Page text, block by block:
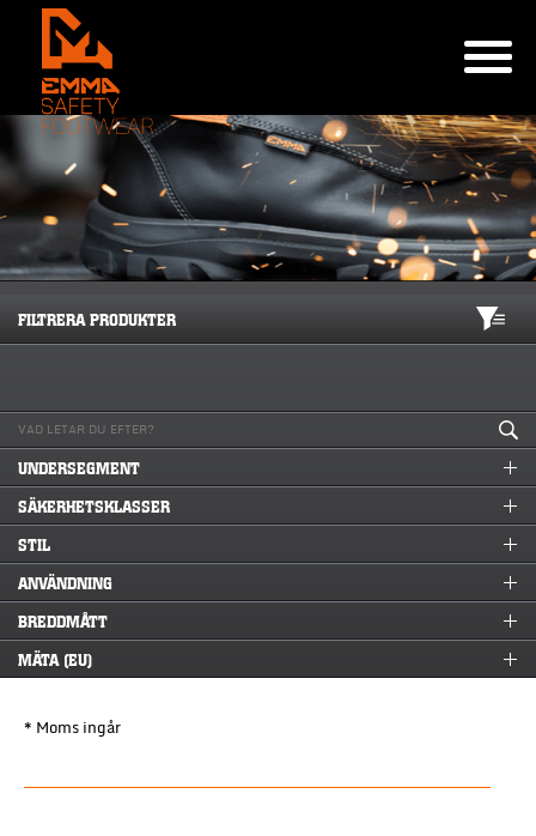
FILTRERA PRODUKTER
UNDERSEGMENT
SÄKERHETSKLASSER
STIL
ANVÄNDNING
BREDDMÅTT
MÄTA (EU)
* Moms ingår